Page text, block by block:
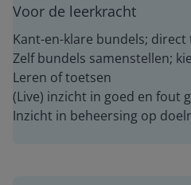
Voor de leerkracht
Kant-en-klare bundels; direct
Zelf bundels samenstellen;
Leren of toetsen
(Live) inzicht in goed en fout
Inzicht in beheersing op